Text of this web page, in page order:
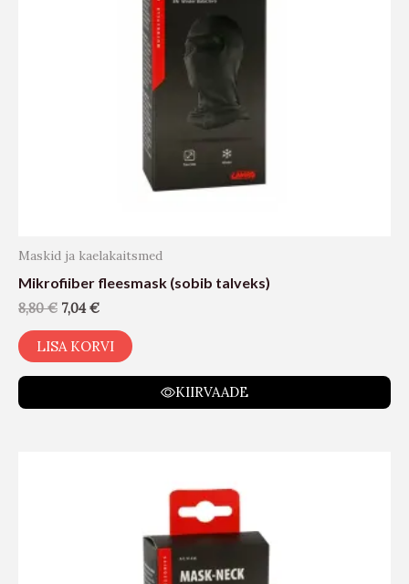
Maskid ja kaelakaitsmed
Mikrofiiber fleesmask (sobib talveks)
8,80€ 7,04€
LISA KORVI
KIIRVAADE